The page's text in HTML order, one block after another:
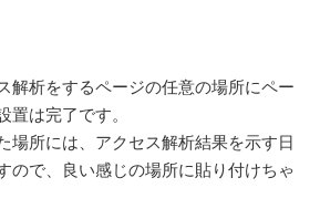
解析をするページの任意の場所にペー
置は完了です。
場所には、アクセス解析結果を示す日
ので、良い感じの場所に貼り付けちゃ